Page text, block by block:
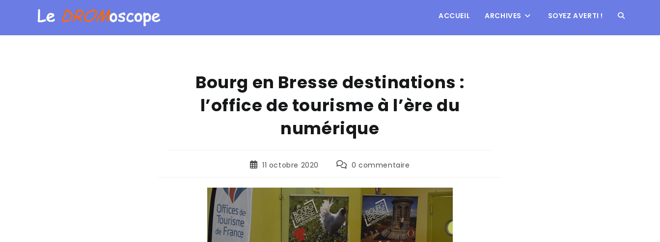
ACCUEIL ARCHIVES SOYEZ AVERTI !
Bourg en Bresse destinations :
l’office de tourisme à l’ère du
numérique
11 octobre 2020 0 commentaire